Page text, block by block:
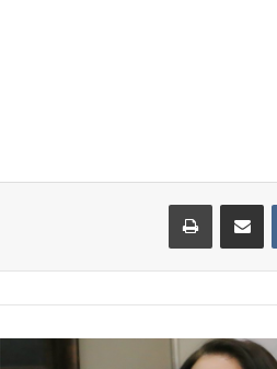
مشاركة عبر البريد طباعة